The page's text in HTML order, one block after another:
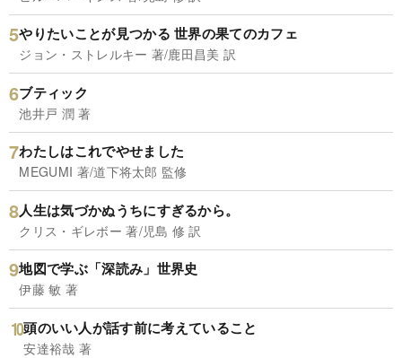
やりたいことが見つかる 世界の果てのカフェ
ジョン・ストレルキー 著/鹿田昌美 訳
ブティック
池井戸 潤 著
わたしはこれでやせました
MEGUMI 著/道下将太郎 監修
人生は気づかぬうちにすぎるから。
クリス・ギレボー 著/児島 修 訳
地図で学ぶ「深読み」世界史
伊藤 敏 著
頭のいい人が話す前に考えていること
安達裕哉 著